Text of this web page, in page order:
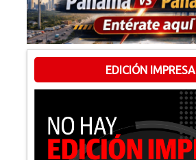
EDICIÓN IMPRESA